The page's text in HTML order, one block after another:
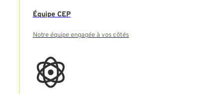
Équipe CEP
Notre équipe engagée à vos côtés